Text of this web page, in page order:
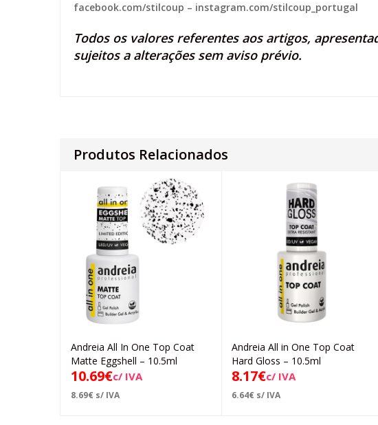
facebook.com/stilcoup – instagram.com/stilcoup_portugal
Todos os valores referentes aos artigos,
sujeitos a alterações sem aviso prévio.
Produtos Relacionados
Adicionar
Andreia All In One Top Coat
Matte Eggshell – 10.5ml
10.69€c/ IVA
8.69€ s/ IVA
Adicionar
Andreia All in One Top Coat
Hard Gloss – 10.5ml
8.17€c/ IVA
6.64€ s/ IVA